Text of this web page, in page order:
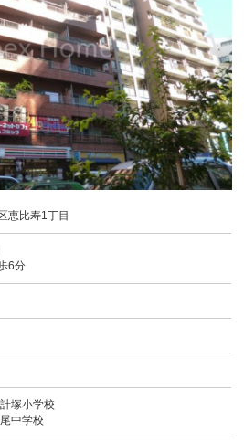
恵比寿1丁目
6分
塚小学校
中学校